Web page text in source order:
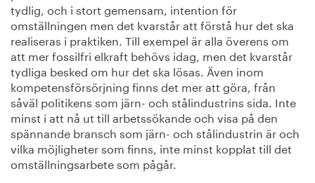
tydlig, och i stort gemensam, intention för
omställningen men det kvarstår att förstå hur det ska
realiseras i praktiken. Till exempel är alla överens om
att mer fossilfri elkraft behövs idag, men det kvarstår
tydliga besked om hur det ska lösas. Även inom
kompetensförsörjning finns det mer att göra, från
såväl politikens som järn- och stålindustrins sida. Inte
minst i att nå ut till arbetssökande och visa på den
spännande bransch som järn- och stålindustrin är och
vilka möjligheter som finns, inte minst kopplat till det
omställningsarbete som pågår.